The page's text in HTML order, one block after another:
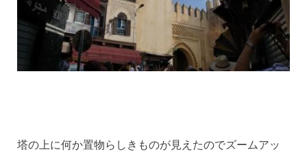
塔の上に何か置物らしきものが見えたのでズームアッ